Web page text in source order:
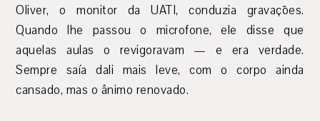
Oliver, o monitor da UATI, conduzia gravações.
Quando lhe passou o microfone, ele disse que
aquelas aulas o revigoravam — e era verdade.
Sempre saía dali mais leve, com o corpo ainda
cansado, mas o ânimo renovado.